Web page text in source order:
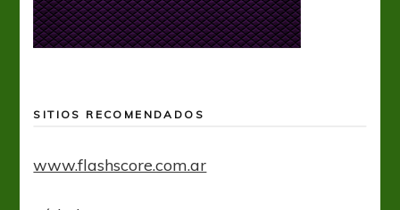
SITIOS RECOMENDADOS
www.flashscore.com.ar